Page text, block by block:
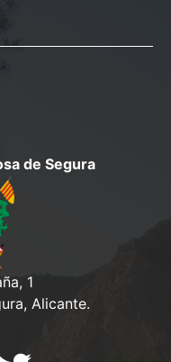
de Segura
1
Alicante.